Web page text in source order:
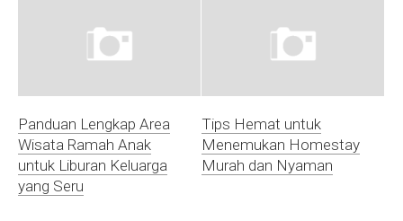
Panduan Lengkap Area
Wisata Ramah Anak
untuk Liburan Keluarga
yang Seru
Tips Hemat untuk
Menemukan Homestay
Murah dan Nyaman